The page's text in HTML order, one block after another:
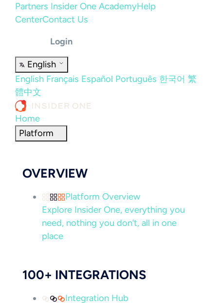
Partners Insider One AcademyHelp
CenterContact Us
Login
English
English Français Español Português 한국어 繁
體中文
Home
Platform
OVERVIEW
Platform Overview
Explore Insider One, everything you
need, nothing you don’t, all in one
place
100+ INTEGRATIONS
Integration Hub